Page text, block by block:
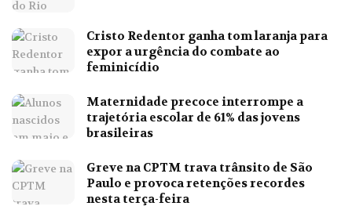
Cristo Redentor ganha tom laranja para
expor a urgência do combate ao
feminicídio
Maternidade precoce interrompe a
trajetória escolar de 61% das jovens
brasileiras
Greve na CPTM trava trânsito de São
Paulo e provoca retenções recordes
nesta terça-feira